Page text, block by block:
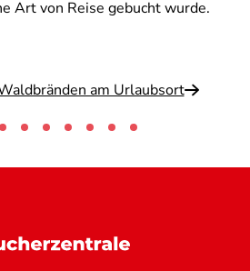
Art von Reise gebucht wurde.
am Urlaubsort